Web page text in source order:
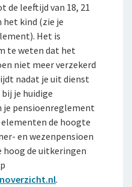
de leeftijd van 18, 21
het kind (zie je
Het is
te weten dat het
niet meer verzekerd
nadat je uit dienst
je huidige
je pensioenreglement
elementen de hoogte
en wezenpensioen
hoog de uitkeringen
.